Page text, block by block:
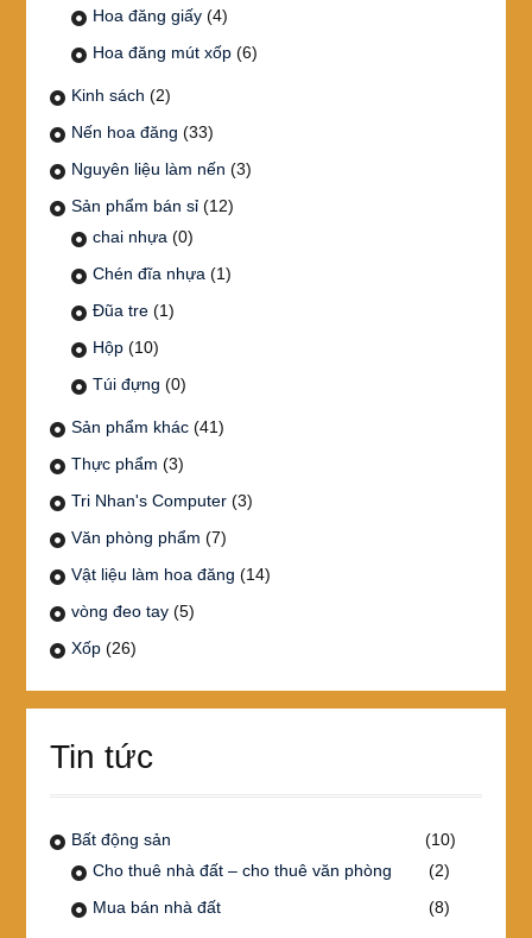
Hoa đăng giấy (4)
Hoa đăng mút xốp (6)
Kinh sách (2)
Nến hoa đăng (33)
Nguyên liệu làm nến (3)
Sản phẩm bán sỉ (12)
chai nhựa (0)
Chén đĩa nhựa (1)
Đũa tre (1)
Hộp (10)
Túi đựng (0)
Sản phẩm khác (41)
Thực phẩm (3)
Tri Nhan's Computer (3)
Văn phòng phẩm (7)
Vật liệu làm hoa đăng (14)
vòng đeo tay (5)
Xốp (26)
Tin tức
Bất động sản
(10)
Cho thuê nhà đất – cho thuê văn phòng
(2)
Mua bán nhà đất
(8)